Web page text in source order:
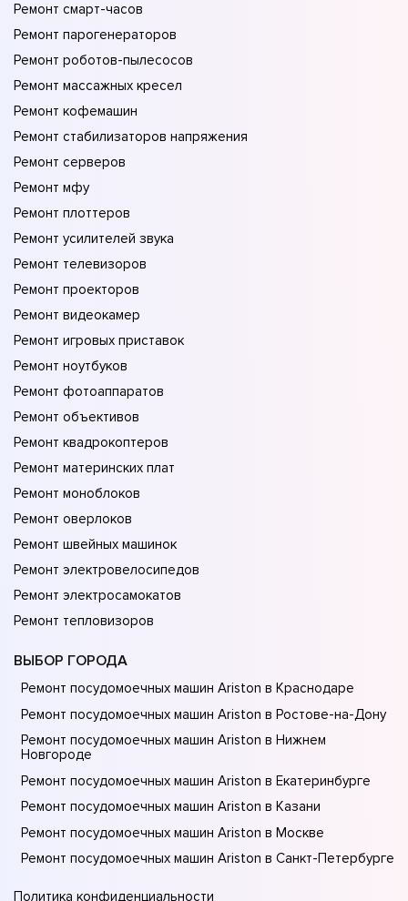
Ремонт смарт-часов
Ремонт парогенераторов
Ремонт роботов-пылесосов
Ремонт массажных кресел
Ремонт кофемашин
Ремонт стабилизаторов напряжения
Ремонт серверов
Ремонт мфу
Ремонт плоттеров
Ремонт усилителей звука
Ремонт телевизоров
Ремонт проекторов
Ремонт видеокамер
Ремонт игровых приставок
Ремонт ноутбуков
Ремонт фотоаппаратов
Ремонт объективов
Ремонт квадрокоптеров
Ремонт материнских плат
Ремонт моноблоков
Ремонт оверлоков
Ремонт швейных машинок
Ремонт электровелосипедов
Ремонт электросамокатов
Ремонт тепловизоров
ВЫБОР ГОРОДА
Ремонт посудомоечных машин Ariston в Краснодаре
Ремонт посудомоечных машин Ariston в Ростове-на-Донy
Ремонт посудомоечных машин Ariston в Нижнем
Новгороде
Ремонт посудомоечных машин Ariston в Екатеринбурге
Ремонт посудомоечных машин Ariston в Казани
Ремонт посудомоечных машин Ariston в Москве
Ремонт посудомоечных машин Ariston в Санкт-Петербурге
Политика конфиденциальности